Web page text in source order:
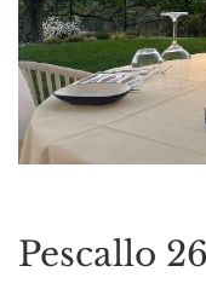
Pescallo 26